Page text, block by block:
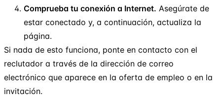
Comprueba tu conexión a Internet. Asegúrate de
estar conectado y, a continuación, actualiza la
página.
Si nada de esto funciona, ponte en contacto con el
reclutador a través de la dirección de correo
electrónico que aparece en la oferta de empleo o en la
invitación.